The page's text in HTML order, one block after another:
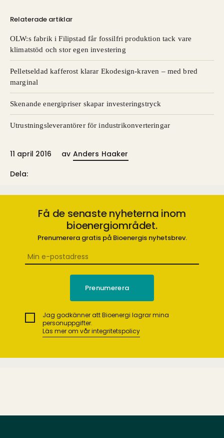
Relaterade artiklar
OLW:s fabrik i Filipstad får fossilfri produktion tack vare
klimatstöd och stor egen investering
Pelletseldad kafferost klarar Ekodesign-kraven – med bred
marginal
Skenande energipriser skapar investeringstryck
Utrustningsleverantörer för industrikonverteringar
11 april 2016 av Anders Haaker
Dela:
Få de senaste nyheterna inom
bioenergiområdet.
Prenumerera gratis på Bioenergis nyhetsbrev.
Jag godkänner att Bioenergi lagrar mina
personuppgifter.
Läs mer om vår integritetspolicy